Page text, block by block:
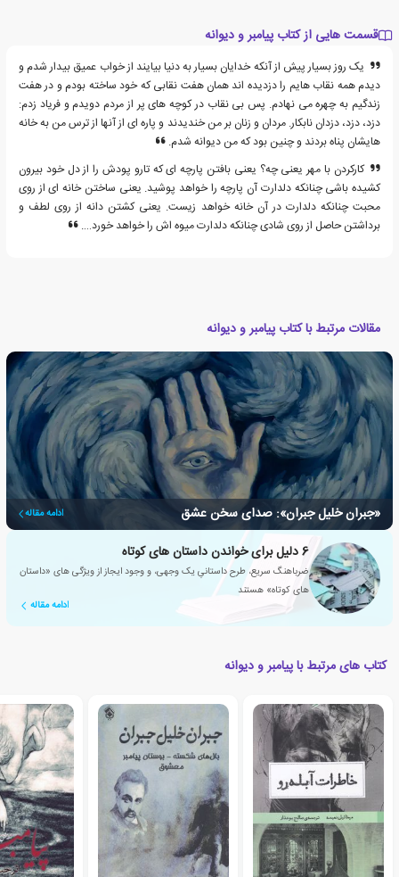
قسمت هایی از کتاب پیامبر و دیوانه
یک روز بسیار پیش از آنکه خدایان بسیار به دنیا بیایند از خواب عمیق بیدار شدم و
دیدم همه نقاب هایم را دزدیده اند همان هفت نقابی که خود ساخته بودم و در هفت
زندگیم به چهره می نهادم. پس بی نقاب در کوچه های پر از مردم دویدم و فریاد زدم:
دزد، دزد، دزدان نابکار. مردان و زنان بر من خندیدند و پاره ای از آنها از ترس من به خانه
هایشان پناه بردند و چنین بود که من دیوانه شدم.
کارکردن با مهر یعنی چه؟ یعنی بافتن پارچه ای که تارو پودش را از دل خود بیرون
کشیده باشی چنانکه دلدارت آن پارچه را خواهد پوشید. یعنی ساختن خانه ای از روی
محبت چنانکه دلدارت در آن خانه خواهد زیست. یعنی کشتن دانه از روی لطف و
برداشتن حاصل از روی شادی چنانکه دلدارت میوه اش را خواهد خورد….
مقالات مرتبط با کتاب پیامبر و دیوانه
«جبران خلیل جبران»: صدای سخن عشق ادامه مقاله
6 دلیل برای خواندن داستان های کوتاه
ضرباهنگ سریع، طرح داستانیِ یک وجهی، و وجود ایجاز از ویژگی های «داستان
های کوتاه» هستند
ادامه مقاله
کتاب های مرتبط با پیامبر و دیوانه